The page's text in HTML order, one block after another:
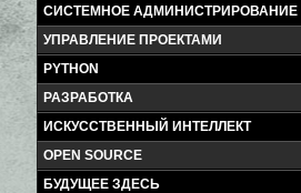
СИСТЕМНОЕ АДМИНИСТРИРОВАНИЕ
УПРАВЛЕНИЕ ПРОЕКТАМИ
PYTHON
РАЗРАБОТКА
ИСКУССТВЕННЫЙ ИНТЕЛЛЕКТ
OPEN SOURCE
БУДУЩЕЕ ЗДЕСЬ